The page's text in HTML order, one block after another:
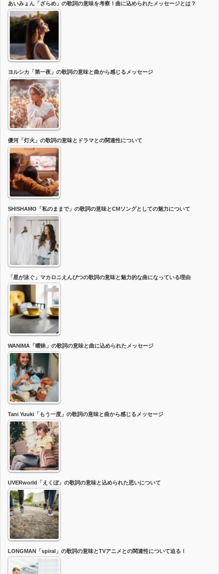
あいみょん「ざらめ」の歌詞の意味を考察！曲に込められたメッセージとは？
ヨルシカ「第一夜」の歌詞の意味と曲から感じるメッセージ
優河「灯火」の歌詞の意味とドラマとの関連性について
SHISHAMO「私のままで」の歌詞の意味とCMソングとしての魅力について
「星が泳ぐ」マカロニえんぴつの歌詞の意味と魅力的な曲になっている理由
WANIMA「曖昧」の歌詞の意味と曲に込められたメッセージ
Tani Yuuki「もう一度」の歌詞の意味と曲から感じるメッセージ
UVERworld「えくぼ」の歌詞の意味と込められた思いについて
LONGMAN「spiral」の歌詞の意味とTVアニメとの関連性について迫る！